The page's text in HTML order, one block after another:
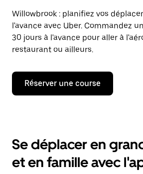
Willowbrook : planifiez vos
l'avance avec Uber. Commandez
30 jours à l'avance pour aller à
restaurant ou ailleurs.
Réserver une course
Se déplacer en
et en famille avec